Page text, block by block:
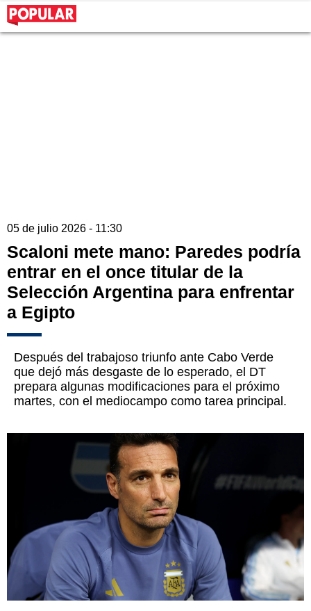
05 de julio 2026 - 11:30
Scaloni mete mano: Paredes podría
entrar en el once titular de la
Selección Argentina para enfrentar
a Egipto
Después del trabajoso triunfo ante Cabo Verde
que dejó más desgaste de lo esperado, el DT
prepara algunas modificaciones para el próximo
martes, con el mediocampo como tarea principal.